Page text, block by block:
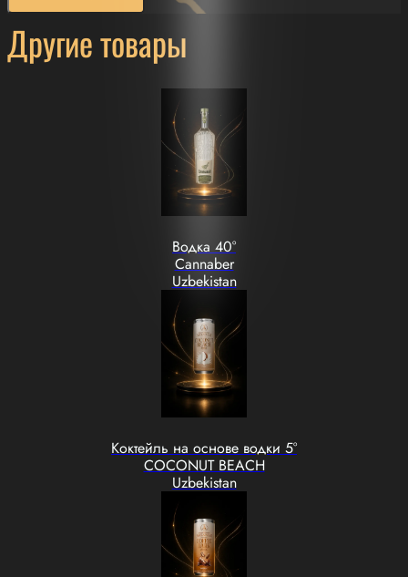
Другие товары
Водка 40°
Cannaber
Uzbekistan
Коктейль на основе водки 5°
COCONUT BEACH
Uzbekistan